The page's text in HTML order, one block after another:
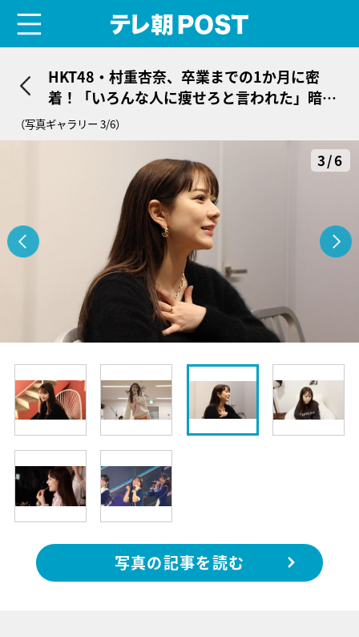
HKT48・村重杏奈、卒業までの1か月に密
着！「いろんな人に痩せろと言われた」暗黒
時代を告白
（写真ギャラリー 3/6）
3/6
写真の記事を読む